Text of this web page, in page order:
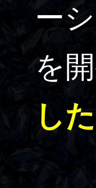
ー
を
した